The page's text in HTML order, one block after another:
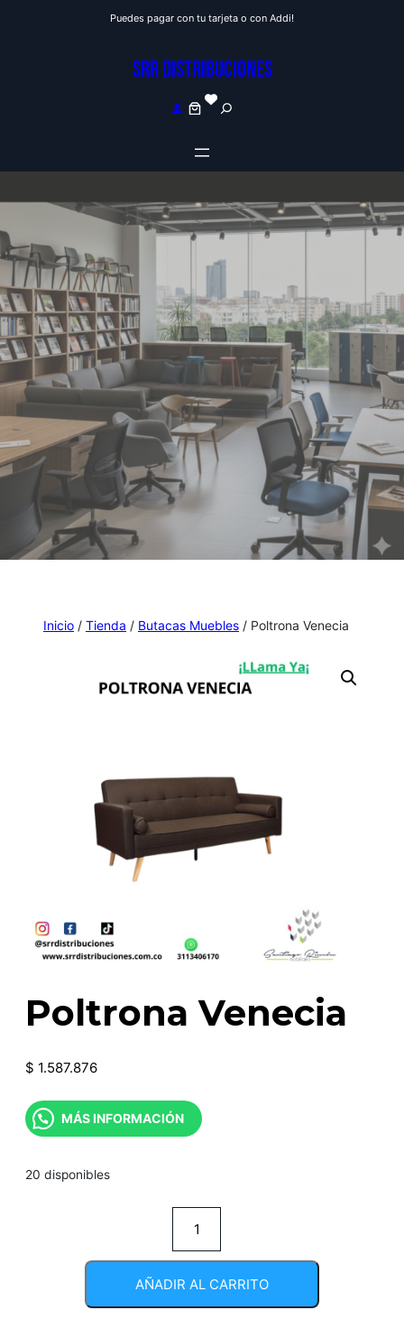
Puedes pagar con tu tarjeta o con Addi!
SRR DISTRIBUCIONES
S
e
h
Inicio / Tienda / Butacas Muebles / Poltrona Venecia
Poltrona Venecia
$ 1.587.876
MÁS INFORMACIÓN
20 disponibles
Venecia
cantidad
AÑADIR AL CARRITO